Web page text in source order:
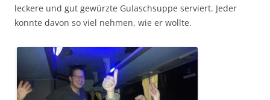
leckere und gut gewürzte Gulaschsuppe serviert. Jed­er
kon­nte davon so viel nehmen, wie er wollte.